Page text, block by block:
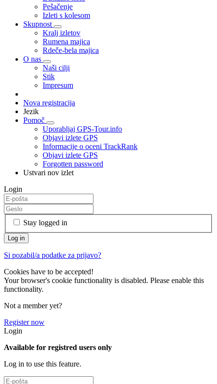
Pešačenje
Izleti s kolesom
Skupnost
Kralj izletov
Rumena majica
Rdeče-bela majica
O nas
Naši cilji
Stik
Impresum
Nova registracija
Jezik
Pomoč
Uporabljaj GPS-Tour.info
Objavi izlete GPS
Informacije o oceni TrackRank
Objavi izlete GPS
Forgotten password
Ustvari nov izlet
Login
Stay logged in
Si pozabil/a podatke za prijavo?
Cookies have to be accepted!
Your browser's cookie functionality is disabled. Please enable this
functionality.
Not a member yet?
Register now
Login
Available for registred users only
Log in to use this feature.